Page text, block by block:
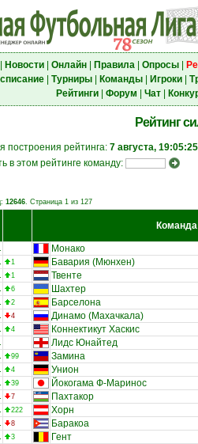
Новости| Онлайн| Правила| Опросы|
| Турниры| Команды| Игроки|
Рейтинги| Форум Чат|
Рейтинг
построения рейтинга: 7 августа, 19:05:25
в этом рейтинге команду:
12646. Страница 1 из 127
Команда
Монако
1 Бавария (Мюнхен)
1 Твенте
6 Шахтер
2 Барселона
4 Динамо (Махачкала)
4 Коннектикут Хаскис
Лидс Юнайтед
99 Замина
4 Унион
39 Йокогама Ф-Маринос
7 Пахтакор
222 Хорн
8 Баракоа
3 Гент